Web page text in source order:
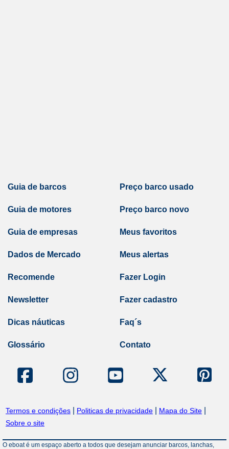
Guia de barcos
Guia de motores
Guia de empresas
Dados de Mercado
Preço barco usado
Preço barco novo
Meus favoritos
Meus alertas
Recomende
Newsletter
Dicas náuticas
Glossário
Fazer Login
Fazer cadastro
Faq´s
Contato
Termos e condições Politicas de privacidade Mapa do Site
Sobre o site
O eboat é um espaço aberto a todos que desejam anunciar barcos, lanchas,